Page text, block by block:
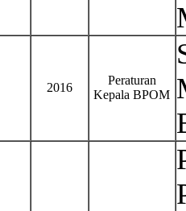
2016
Peraturan
Kepala BPOM